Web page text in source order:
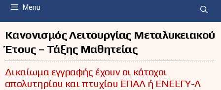
Menu
Κανονισμός Λειτουργίας Μεταλυκειακού
Έτους – Τάξης Μαθητείας
Δικαίωμα εγγραφής έχουν οι κάτοχοι
απολυτηρίου και πτυχίου ΕΠΑΛ ή ΕΝΕΕΓΥ-Λ